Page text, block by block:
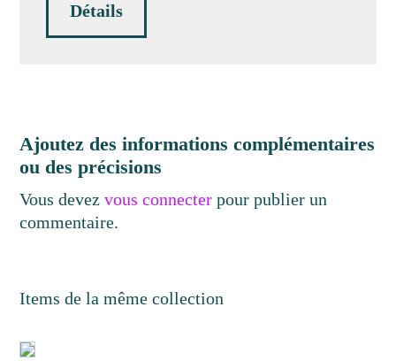
Détails
Ajoutez des informations complémentaires
ou des précisions
Vous devezvous connecter pour publier un
commentaire.
Items de la même collection